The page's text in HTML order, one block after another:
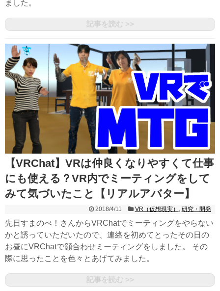
ました。
記事を読む >>
【VRChat】VRは仲良くなりやすくて仕事
にも使える？VR内でミーティングをして
みて気づいたこと【リアルアバター】
2018/4/11 VR（仮想現実） , 研究・開発
先日すまのべ！さんからVRChatでミーティングをやらない
かと誘っていただいたので、連絡を初めてとったその日の
お昼にVRChatで顔合わせミーティングをしました。 その
際に思ったことを色々とあげてみました。
記事を読む >>